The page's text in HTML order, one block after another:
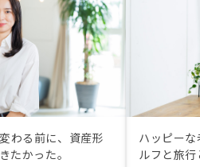
わる前に、資産形
たかった。
ハッピー
ルフと旅